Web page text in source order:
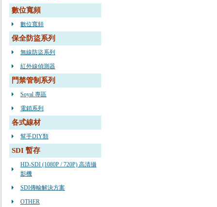
數位寬頻
數位寬頻
保全防盜系列
無線防盜系列
紅外線偵測器
門禁管制系列
Soyal 專區
電鎖系列
各式線材
幫手DIY類
SDI 暫存
HD-SDI (1080P / 720P) 高清攝
影機
SDI傳輸解決方案
OTHER